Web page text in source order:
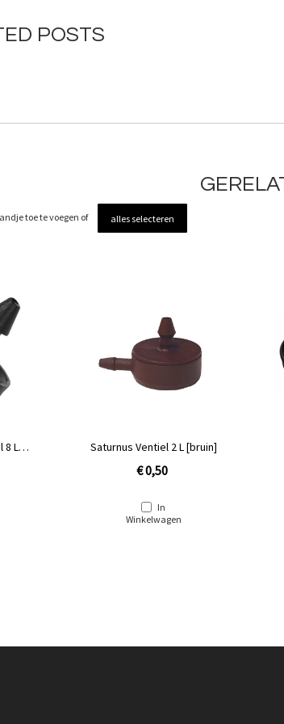
POSTS
toe te voegen of alles selecteren
8 L
Saturnus Ventiel 2 L [bruin]
€ 0,50
In
Winkelwagen